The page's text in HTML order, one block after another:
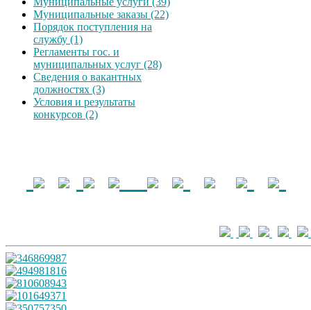
Муниципальные заказы (22)
Порядок поступления на
службу (1)
Регламенты гос. и
муниципальных услуг (28)
Сведения о вакантных
должностях (3)
Условия и результаты
конкурсов (2)